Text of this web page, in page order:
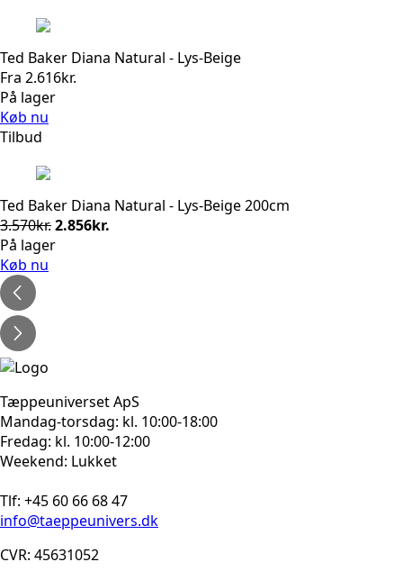
Ted Baker Diana Natural - Lys-Beige
Fra 2.616kr.
På lager
Køb nu
Tilbud
Ted Baker Diana Natural - Lys-Beige 200cm
3.570kr.Den
oprindelige
2.856kr.
På lager
Køb nu
Tæppeuniverset ApS
Mandag-torsdag: kl. 10:00-18:00
Fredag: kl. 10:00-12:00
Weekend: Lukket
Tlf: +45 60 66 68 47
info@taeppeunivers.dk
CVR: 45631052